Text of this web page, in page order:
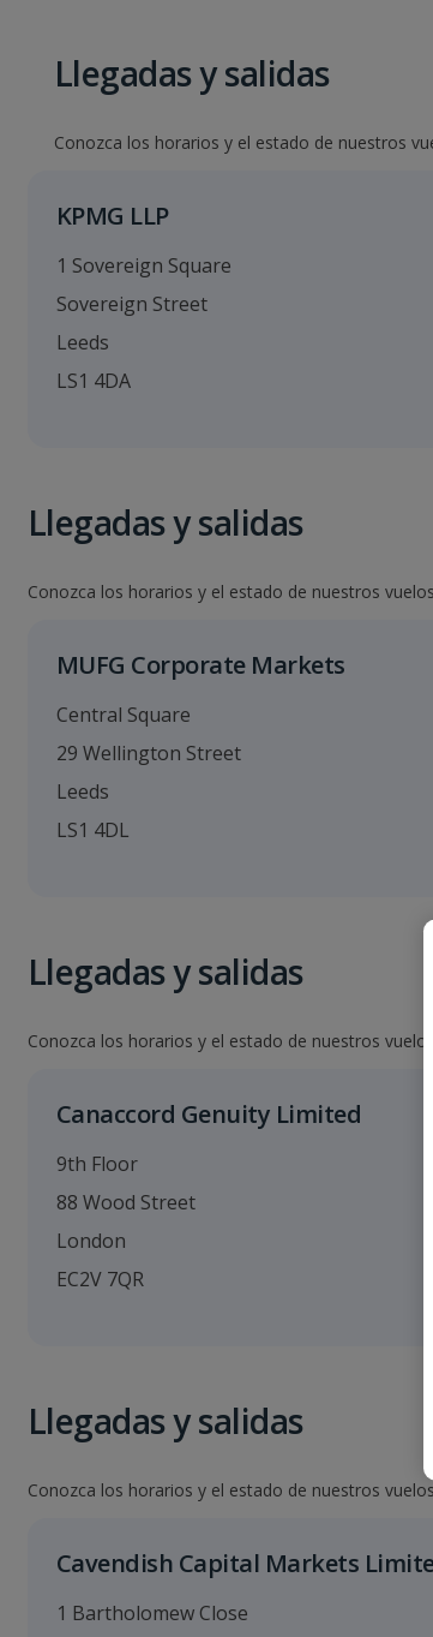
Llegadas y salidas
Conozca los horarios y el estado de nuestros
KPMG LLP
1 Sovereign Square
Sovereign Street
Leeds
LS1 4DA
Llegadas y salidas
Conozca los horarios y el estado de nuestros
MUFG Corporate Markets
Central Square
29 Wellington Street
Leeds
LS1 4DL
Llegadas y salidas
Conozca los horarios y el estado de nuestros
Canaccord Genuity Limited
9th Floor
88 Wood Street
London
EC2V 7QR
Llegadas y salidas
Conozca los horarios y el estado de nuestros
Cavendish Capital Markets
1 Bartholomew Close